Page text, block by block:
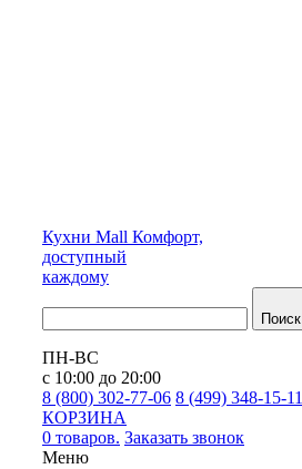
Кухни Mall Комфорт,
доступный
каждому
Поиск
ПН-ВС
с 10:00 до 20:00
8 (800) 302-77-06 8 (499) 348-15-11
КОРЗИНА
0 товаров. Заказать звонок
Меню